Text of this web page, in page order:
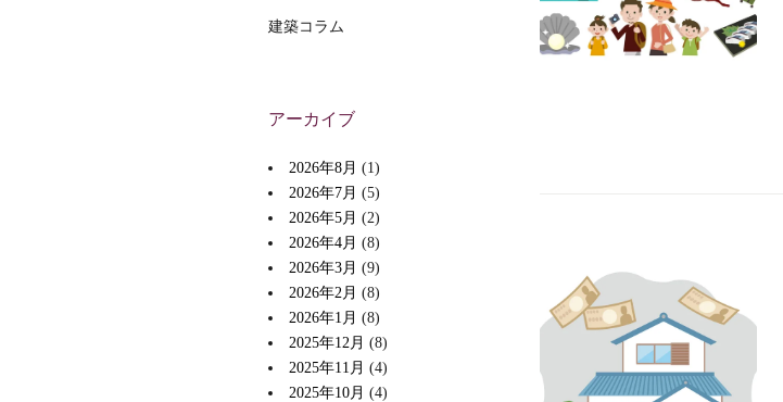
建築コラム
アーカイブ
2026年8月 (1)
2026年7月 (5)
2026年5月 (2)
2026年4月 (8)
2026年3月 (9)
2026年2月 (8)
2026年1月 (8)
2025年12月 (8)
2025年11月 (4)
2025年10月 (4)